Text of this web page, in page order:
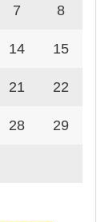
7 8
14 15
21 22
28 29